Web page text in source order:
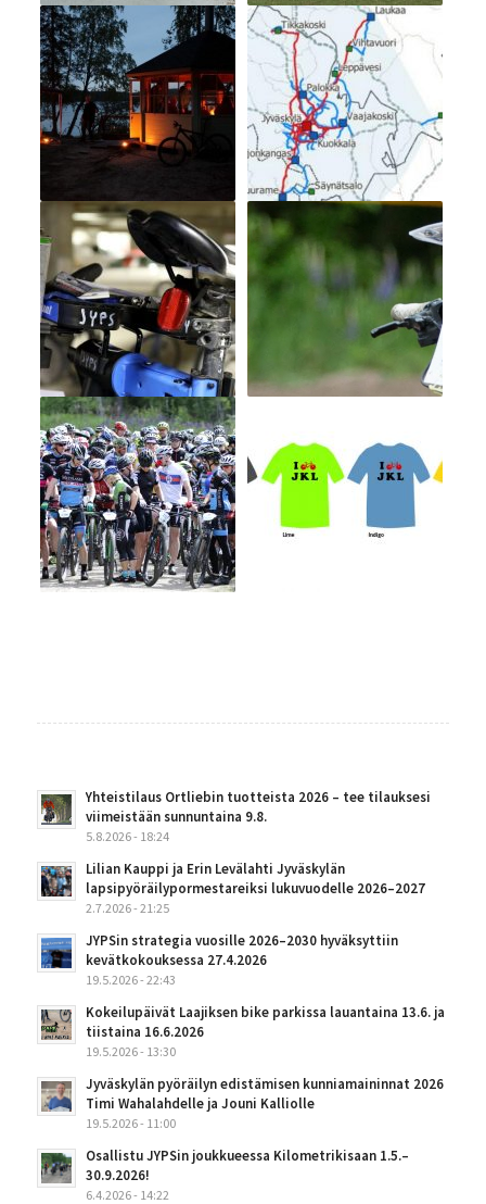
Yhteistilaus Ortliebin tuotteista 2026 – tee tilauksesi
viimeistään sunnuntaina 9.8.
5.8.2026 - 18:24
Lilian Kauppi ja Erin Levälahti Jyväskylän
lapsipyöräilypormestareiksi lukuvuodelle 2026–2027
2.7.2026 - 21:25
JYPSin strategia vuosille 2026–2030 hyväksyttiin
kevätkokouksessa 27.4.2026
19.5.2026 - 22:43
Kokeilupäivät Laajiksen bike parkissa lauantaina 13.6. ja
tiistaina 16.6.2026
19.5.2026 - 13:30
Jyväskylän pyöräilyn edistämisen kunniamaininnat 2026
Timi Wahalahdelle ja Jouni Kalliolle
19.5.2026 - 11:00
Osallistu JYPSin joukkueessa Kilometrikisaan 1.5.–
30.9.2026!
6.4.2026 - 14:22